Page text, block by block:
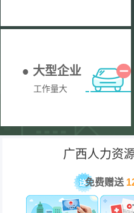
● 大型企业
工作量大
广西人力资
免费赠送